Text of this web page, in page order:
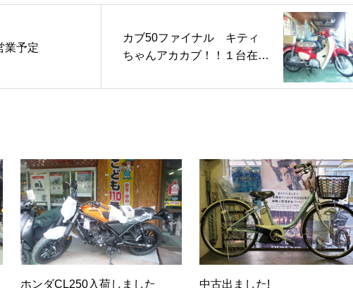
業予定
カブ50ファイナル キティ
ちゃんアカカブ！！１台在庫
ホンダCL250入荷しました 中古出ました!